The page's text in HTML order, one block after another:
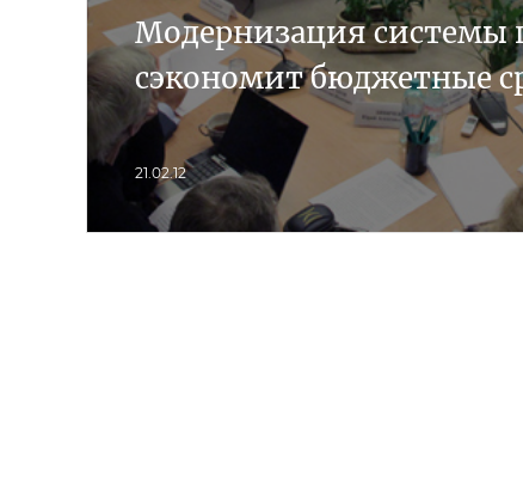
Модернизация системы
сэкономит бюджетные
21.02.12